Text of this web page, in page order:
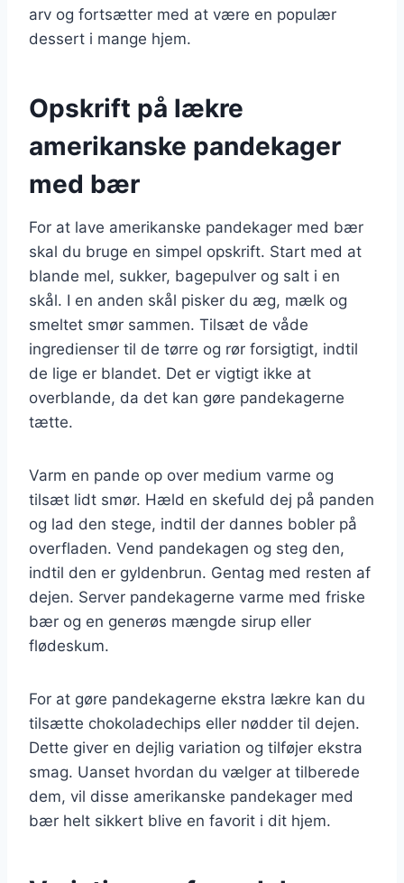
arv og fortsætter med at være en populær
dessert i mange hjem.
Opskrift på lækre
amerikanske pandekager
med bær
For at lave amerikanske pandekager med bær
skal du bruge en simpel opskrift. Start med at
blande mel, sukker, bagepulver og salt i en
skål. I en anden skål pisker du æg, mælk og
smeltet smør sammen. Tilsæt de våde
ingredienser til de tørre og rør forsigtigt, indtil
de lige er blandet. Det er vigtigt ikke at
overblande, da det kan gøre pandekagerne
tætte.
Varm en pande op over medium varme og
tilsæt lidt smør. Hæld en skefuld dej på panden
og lad den stege, indtil der dannes bobler på
overfladen. Vend pandekagen og steg den,
indtil den er gyldenbrun. Gentag med resten af
dejen. Server pandekagerne varme med friske
bær og en generøs mængde sirup eller
flødeskum.
For at gøre pandekagerne ekstra lækre kan du
tilsætte chokoladechips eller nødder til dejen.
Dette giver en dejlig variation og tilføjer ekstra
smag. Uanset hvordan du vælger at tilberede
dem, vil disse amerikanske pandekager med
bær helt sikkert blive en favorit i dit hjem.